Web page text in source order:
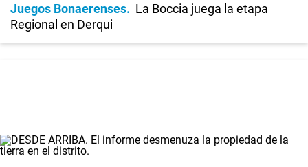
Juegos Bonaerenses
La Boccia juega la etapa
Regional en Derqui